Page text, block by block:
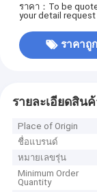
ราคา：To be
your detail
ราคาถู
รายละเอียดสิน
Place of Origin
ชื่อแบรนด์
หมายเลขรุ่น
Minimum Order
Quantity